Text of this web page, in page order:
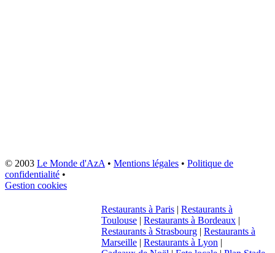
© 2003 Le Monde d'AzA• Mentions légales • Politique de
confidentialité •
Gestion cookies
Restaurants à Paris | Restaurants à
Toulouse | Restaurants à Bordeaux |
Restaurants à Strasbourg | Restaurants à
Marseille | Restaurants à Lyon |